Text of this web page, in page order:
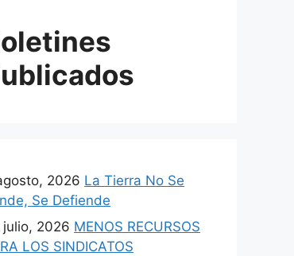
2026 La Tierra No Se
Se Defiende
julio, 2026 MENOS RECURSOS
LOS SINDICATOS